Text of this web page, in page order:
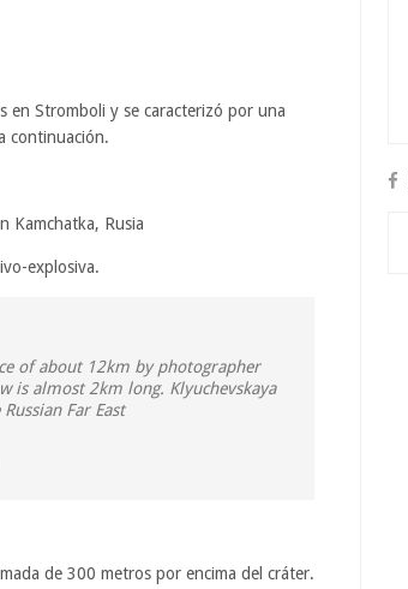
en Stromboli y se caracterizó por una
continuación.
Kamchatka, Rusia
explosiva.
of about 12km by photographer
is almost 2km long. Klyuchevskaya
Far East
de 300 metros por encima del cráter.